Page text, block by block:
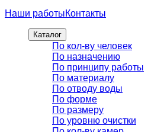
Наши работыКонтакты
Каталог
По кол-ву человек
По назначению
По принципу работы
По материалу
По отводу воды
По форме
По размеру
По уровню очистки